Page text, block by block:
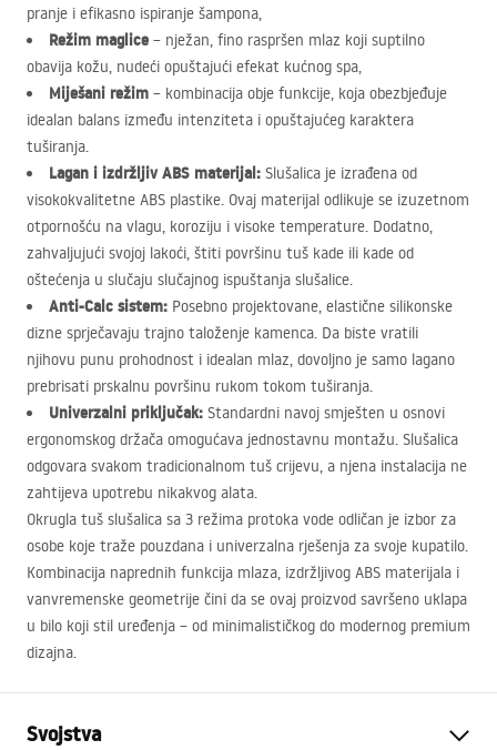
pranje i efikasno ispiranje šampona,
Režim maglice – nježan, fino raspršen mlaz koji suptilno
obavija kožu, nudeći opuštajući efekat kućnog spa,
Miješani režim – kombinacija obje funkcije, koja obezbjeđuje
idealan balans između intenziteta i opuštajućeg karaktera
tuširanja.
Lagan i izdržljivABS materijal: Slušalica je izrađena od
visokokvalitetne ABS plastike. Ovaj materijal odlikuje se izuzetnom
otpornošću na vlagu, koroziju i visoke temperature. Dodatno,
zahvaljujući svojoj lakoći, štiti površinu tuš kade ili kade od
oštećenja u slučaju slučajnog ispuštanja slušalice.
Anti-Calc sistem: Posebno projektovane, elastične silikonske
dizne sprječavaju trajno taloženje kamenca. Da biste vratili
njihovu punu prohodnost i idealan mlaz, dovoljno je samo lagano
prebrisati prskalnu površinu rukom tokom tuširanja.
Univerzalni priključak: Standardni navoj smješten u osnovi
ergonomskog držača omogućava jednostavnu montažu. Slušalica
odgovara svakom tradicionalnom tuš crijevu, a njena instalacija ne
zahtijeva upotrebu nikakvog alata.
Okrugla tuš slušalica sa 3 režima protoka vode odličan je izbor za
osobe koje traže pouzdana i univerzalna rješenja za svoje kupatilo.
Kombinacija naprednih funkcija mlaza, izdržljivog ABS materijala i
vanvremenske geometrije čini da se ovaj proizvod savršeno uklapa
u bilo koji stil uređenja – od minimalističkog do modernog premium
dizajna.
Svojstva